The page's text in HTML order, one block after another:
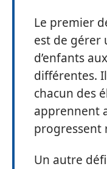
Le premier
est de gérer
d’enfants
différentes.
chacun des
apprennent
progressent
Un autre